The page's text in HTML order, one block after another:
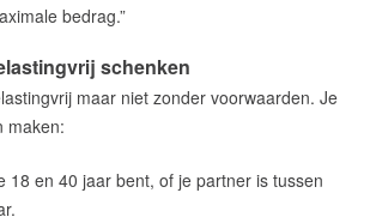
bedrag.”
schenken
maar niet zonder voorwaarden. Je
maken:
18 en 40 jaar bent, of je partner is tussen